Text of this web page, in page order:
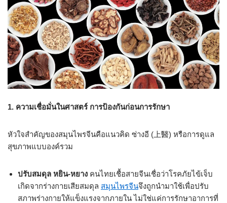
1. ความเชื่อมั่นในศาสตร์ การป้องกันก่อนการรักษา
หัวใจสำคัญของสมุนไพรจีนคือแนวคิด ซ่างอี (上醫) หรือการดูแล
สุขภาพแบบองค์รวม
ปรับสมดุล หยิน-หยาง คนไทยเชื้อสายจีนเชื่อว่าโรคภัยไข้เจ็บ
เกิดจากร่างกายเสียสมดุล สมุนไพรจีนจึงถูกนำมาใช้เพื่อปรับ
สภาพร่างกายให้แข็งแรงจากภายใน ไม่ใช่แค่การรักษาอาการที่